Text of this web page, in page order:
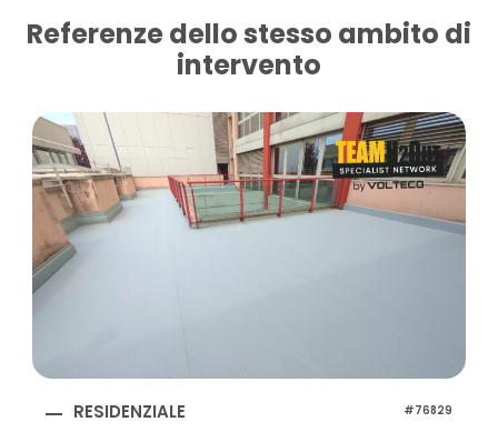
Referenze dello stesso ambito di
intervento
RESIDENZIALE #76829